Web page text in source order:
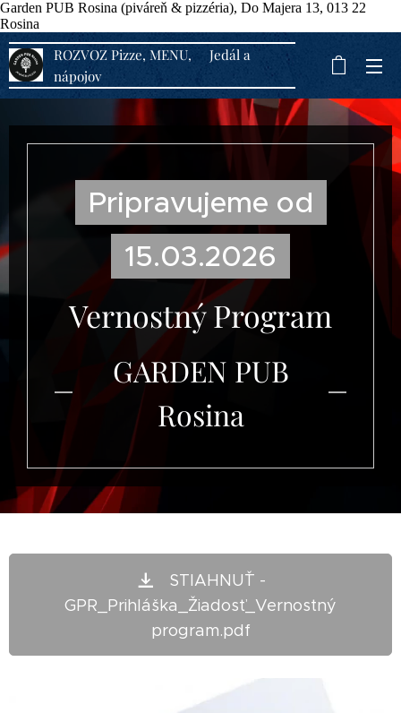
Garden PUB Rosina (piváreň & pizzéria), Do Majera 13, 013 22
Rosina
ROZVOZ Pizze, MENU, Jedál a
nápojov
Pripravujeme od
15.03.2026
Vernostný Program
GARDEN PUB
Rosina
STIAHNUŤ -
GPR_Prihláška_Žiadosť_Vernostný
program.pdf